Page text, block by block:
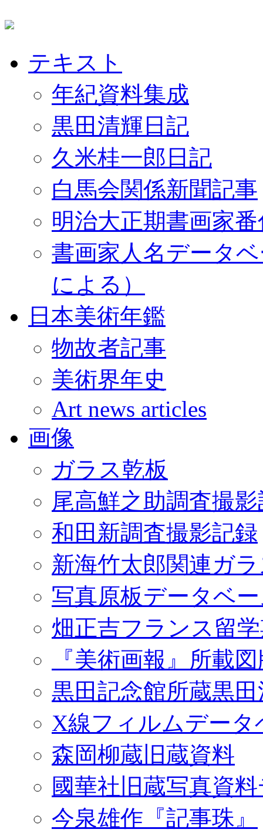
テキスト
年紀資料集成
黒田清輝日記
久米桂一郎日記
白馬会関係新聞記事
明治大正期書画家
書画家人名データ
による）
日本美術年鑑
物故者記事
美術界年史
Art news articles
画像
ガラス乾板
尾高鮮之助調査撮
和田新調査撮影記録
新海竹太郎関連ガ
写真原板データベ
畑正吉フランス留
『美術画報』所載
黒田記念館所蔵黒
X線フィルムデータ
森岡柳蔵旧蔵資料
國華社旧蔵写真資
今泉雄作『記事珠』